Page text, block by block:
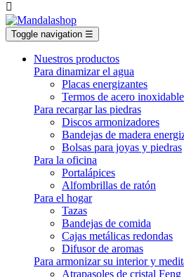

Toggle navigation ☰
Nuestros productos
Para dinamizar el agua
Placas energizantes
Termos de acero inoxidable
Para recargar las piedras
Discos armonizadores
Bandejas de madera
Bolsas para joyas y piedras
Para la oficina
Portalápices
Alfombrillas de ratón
Para el hogar
Tazas
Bandejas de comida
Cajas metálicas redondas
Difusor de aromas
Para armonizar su interior y
Atrapasoles de cristal Feng